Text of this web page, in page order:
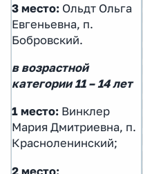
3 место: Ольдт Ольга
Евгеньевна, п.
Бобровский.
в возрастной
категории 11 – 14 лет
1 место: Винклер
Мария Дмитриевна, п.
Красноленинский;
2 место: